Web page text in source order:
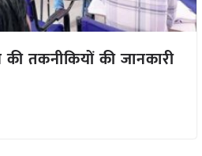
की तकनीकियों की जानकारी